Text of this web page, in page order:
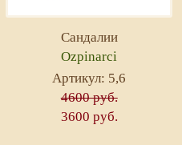
Сандалии
Ozpinarci
Артикул: 5,6
4600 руб.
3600 руб.